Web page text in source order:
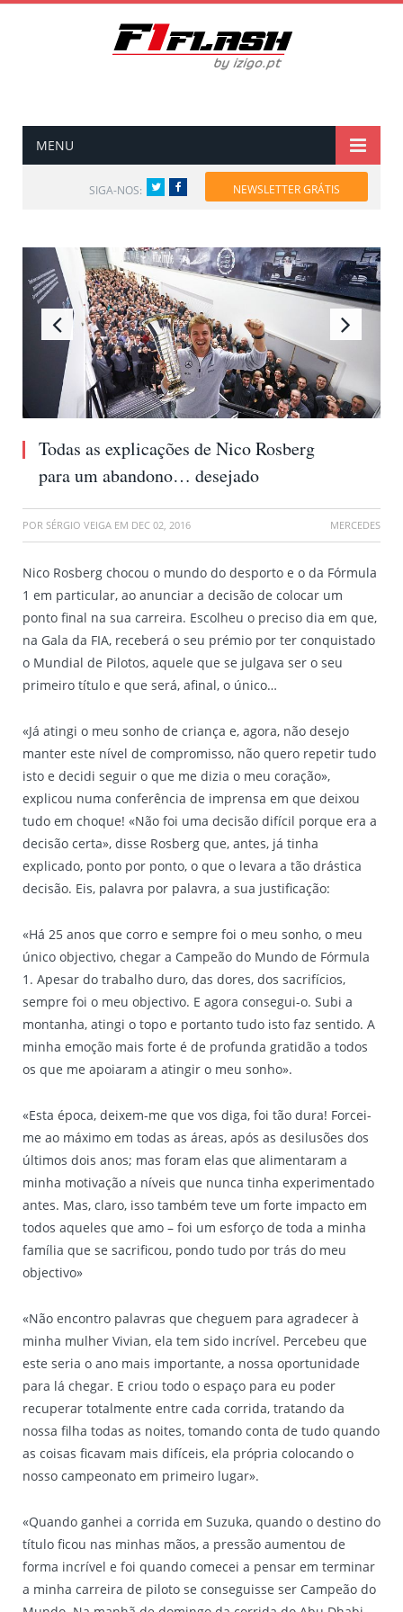
MENU
SIGA-NOS: TwitterFacebook NEWSLETTER GRÁTIS
Todas as explicações de Nico Rosberg
para um abandono… desejado
POR SÉRGIO VEIGA EM DEC 02, 2016 MERCEDES
Nico Rosberg chocou o mundo do desporto e o da Fórmula
1 em particular, ao anunciar a decisão de colocar um
ponto final na sua carreira. Escolheu o preciso dia em que,
na Gala da FIA, receberá o seu prémio por ter conquistado
o Mundial de Pilotos, aquele que se julgava ser o seu
primeiro título e que será, afinal, o único…
«Já atingi o meu sonho de criança e, agora, não desejo
manter este nível de compromisso, não quero repetir tudo
isto e decidi seguir o que me dizia o meu coração»,
explicou numa conferência de imprensa em que deixou
tudo em choque! «Não foi uma decisão difícil porque era a
decisão certa», disse Rosberg que, antes, já tinha
explicado, ponto por ponto, o que o levara a tão drástica
decisão. Eis, palavra por palavra, a sua justificação:
«Há 25 anos que corro e sempre foi o meu sonho, o meu
único objectivo, chegar a Campeão do Mundo de Fórmula
1. Apesar do trabalho duro, das dores, dos sacrifícios,
sempre foi o meu objectivo. E agora consegui-o. Subi a
montanha, atingi o topo e portanto tudo isto faz sentido. A
minha emoção mais forte é de profunda gratidão a todos
os que me apoiaram a atingir o meu sonho».
«Esta época, deixem-me que vos diga, foi tão dura! Forcei-
me ao máximo em todas as áreas, após as desilusões dos
últimos dois anos; mas foram elas que alimentaram a
minha motivação a níveis que nunca tinha experimentado
antes. Mas, claro, isso também teve um forte impacto em
todos aqueles que amo – foi um esforço de toda a minha
família que se sacrificou, pondo tudo por trás do meu
objectivo»
«Não encontro palavras que cheguem para agradecer à
minha mulher Vivian, ela tem sido incrível. Percebeu que
este seria o ano mais importante, a nossa oportunidade
para lá chegar. E criou todo o espaço para eu poder
recuperar totalmente entre cada corrida, tratando da
nossa filha todas as noites, tomando conta de tudo quando
as coisas ficavam mais difíceis, ela própria colocando o
nosso campeonato em primeiro lugar».
«Quando ganhei a corrida em Suzuka, quando o destino do
título ficou nas minhas mãos, a pressão aumentou de
forma incrível e foi quando comecei a pensar em terminar
a minha carreira de piloto se conseguisse ser Campeão do